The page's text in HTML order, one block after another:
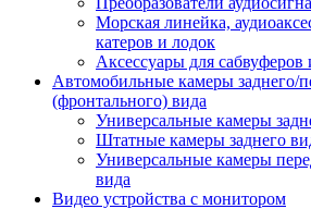
Морская линейка,
катеров и лодок
Аксессуары для сабвуферов
Автомобильные камеры заднего/
(фронтального) вида
Универсальные камеры
Штатные камеры заднего
Универсальные камеры
вида
Видео устройства c монитором